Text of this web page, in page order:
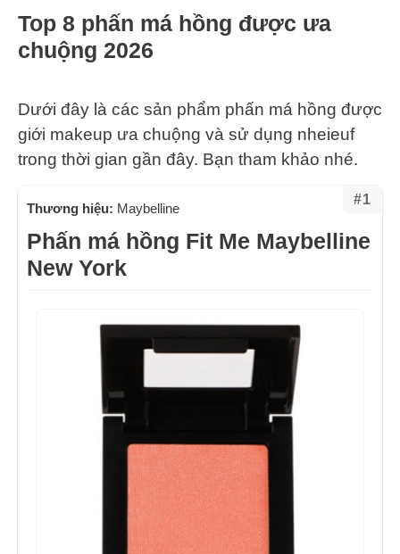
Top 8 phấn má hồng được ưa
chuộng 2026
Dưới đây là các sản phẩm phấn má hồng được
giới makeup ưa chuộng và sử dụng nheieuf
trong thời gian gần đây. Bạn tham khảo nhé.
#1
Thương hiệu: Maybelline
Phấn má hồng Fit Me Maybelline
New York